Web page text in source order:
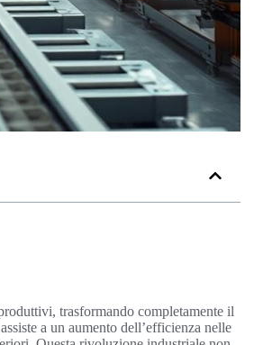
trasformando completamente il
a un aumento dell’efficienza nelle